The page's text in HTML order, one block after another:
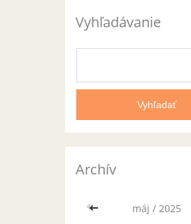
Vyhľadávanie
Archív
<< máj / 2025